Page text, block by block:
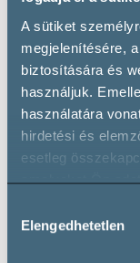
A sütiket
megjelenítésére,
biztosítására és
használjuk.
használatára
hirdetési és
esetleg
amelyeket Ön
során.
kiválasztása
Elengedhetetlen
Payment by